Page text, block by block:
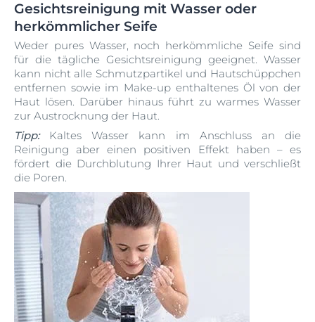
Gesichtsreinigung mit Wasser oder
herkömmlicher Seife
Weder pures Wasser, noch herkömmliche Seife sind
für die tägliche Gesichtsreinigung geeignet. Wasser
kann nicht alle Schmutzpartikel und Hautschüppchen
entfernen sowie im Make-up enthaltenes Öl von der
Haut lösen. Darüber hinaus führt zu warmes Wasser
zur Austrocknung der Haut.
Tipp:Kaltes Wasser kann im Anschluss an die
Reinigung aber einen positiven Effekt haben – es
fördert die Durchblutung Ihrer Haut und verschließt
die Poren.